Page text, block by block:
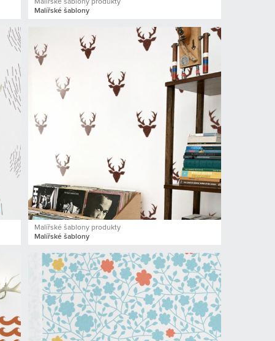
Malířské šablony produkty
Malířské šablony
Malířské šablony produkty
Malířské šablony